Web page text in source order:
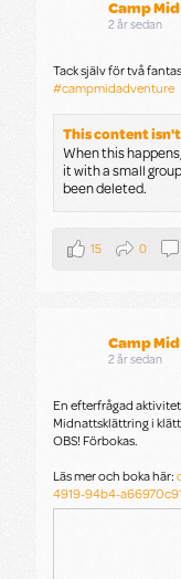
Camp
2 år sedan
Tack själv för två
#campmidadventure
This content
When this
it with a small
been deleted.
15 0
Camp
2 år sedan
En efterfrågad
Midnattsklättring i
OBS! Förbokas.
Läs mer och boka här:
4919-94b4-